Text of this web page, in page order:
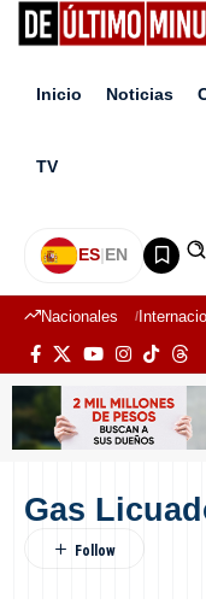
Inicio Noticias
TV
ES|EN
Nacionales
Gas